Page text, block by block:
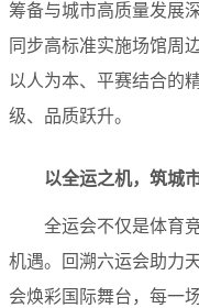
筹备与城市高质量发展
同步高标准实施场馆周
以人为本、平赛结合的
级、品质跃升。
以全运之机，筑城
全运会不仅是体育竞
机遇。回溯六运会助力
会焕彩国际舞台，每一